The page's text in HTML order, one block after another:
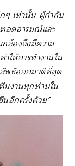
ๆ เท่านั้น ผู้กำกับ
อดอารมณ์และ
ล้องจึงมีความ
ให้การทำงานใน
พธ์ออกมาดีที่สุด
มงานทุกท่านใน
นอีกครั้งด้วย”